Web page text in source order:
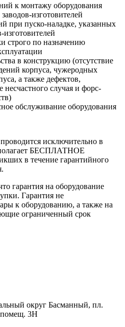
к монтажу оборудования
изготовителей
при пуско-наладке, указанных
изготовителей
строго по назначению
в конструкцию (отсутствие
корпуса, чужеродных
а также дефектов,
случая и форс-
обслуживание оборудования
исключительно в
БЕСПЛАТНОЕ
в течение гарантийного
гарантия на оборудование
Гарантия не
к оборудованию, а также на
ограниченный срок
округ Басманный, пл.
помещ. 3Н